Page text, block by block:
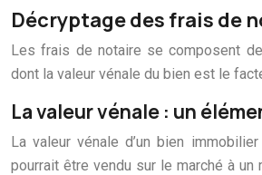
Décryptage des frais de
Les frais de notaire se composent
dont la valeur vénale du bien est le
La valeur vénale : un
La valeur vénale d’un bien
pourrait être vendu sur le marché à un